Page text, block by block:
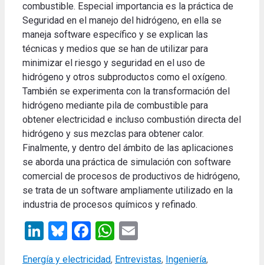
combustible. Especial importancia es la práctica de
Seguridad en el manejo del hidrógeno, en ella se
maneja software específico y se explican las
técnicas y medios que se han de utilizar para
minimizar el riesgo y seguridad en el uso de
hidrógeno y otros subproductos como el oxígeno.
También se experimenta con la transformación del
hidrógeno mediante pila de combustible para
obtener electricidad e incluso combustión directa del
hidrógeno y sus mezclas para obtener calor.
Finalmente, y dentro del ámbito de las aplicaciones
se aborda una práctica de simulación con software
comercial de procesos de productivos de hidrógeno,
se trata de un software ampliamente utilizado en la
industria de procesos químicos y refinado.
LinkedIn
Bluesky
Facebook
WhatsApp
Categories
Energía y electricidad, Entrevistas, Ingeniería,